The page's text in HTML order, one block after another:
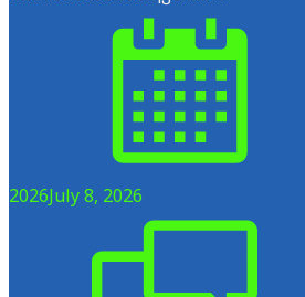
2026July 8, 2026